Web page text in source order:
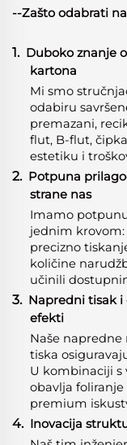
--Zašto odabrati
1. Duboko znanje
kartona
Mi smo
odabiru
premazani,
flut, B-flut,
estetiku i
2. Potpuna
strane nas
Imamo
jednim
precizno
količine
učinili
3. Napredni tisak i
efekti
Naše
tiska
U kombinaciji s
obavlja
premium
4. Inovacija